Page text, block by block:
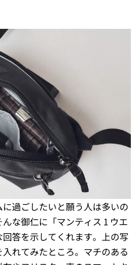
過ごしたいと願う人は多いの
な御仁に「マンティス 1 ウエ
答を示してくれます。上の写
れてみたところ。マチのある